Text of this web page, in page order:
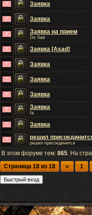
Заявка
Заявка
Заявка на прием
De Sad
Заявка [Asad]
Заявка
Заявка
Заявка
Заявка
fa
Заявка
решил
решил присоединится
В этом форуме тем: 865. На
Страница 18 из 18 « 1